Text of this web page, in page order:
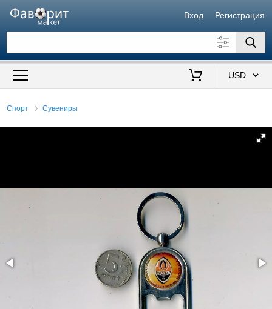
Вход Регистрация
Искать также в описании
Спорт Сувениры